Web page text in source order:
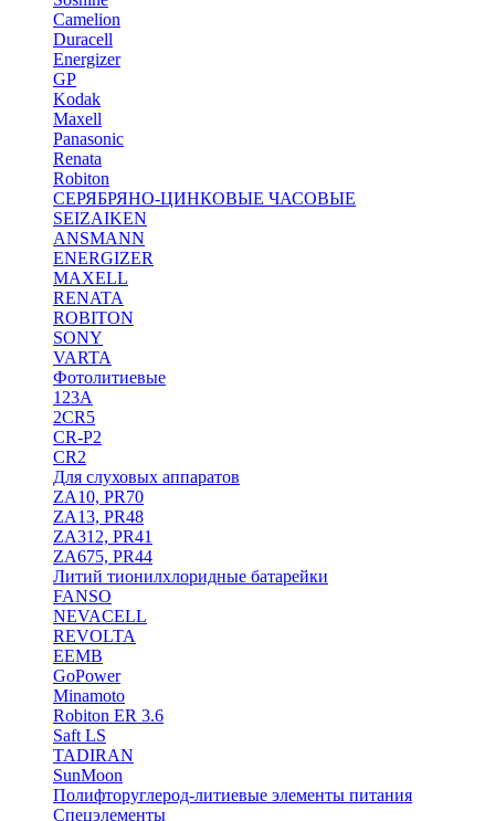
Camelion
Duracell
Energizer
GP
Kodak
Maxell
Panasonic
Renata
Robiton
СЕРЯБРЯНО-ЦИНКОВЫЕ ЧАСОВЫЕ
SEIZAIKEN
ANSMANN
ENERGIZER
MAXELL
RENATA
ROBITON
SONY
VARTA
Фотолитиевые
123A
2CR5
CR-P2
CR2
Для слуховых аппаратов
ZA10, PR70
ZA13, PR48
ZA312, PR41
ZA675, PR44
Литий тионилхлоридные батарейки
FANSO
NEVACELL
REVOLTA
EEMB
GoPower
Minamoto
Robiton ER 3.6
Saft LS
TADIRAN
SunMoon
Полифторуглерод-литиевые элементы питания
Спецэлементы